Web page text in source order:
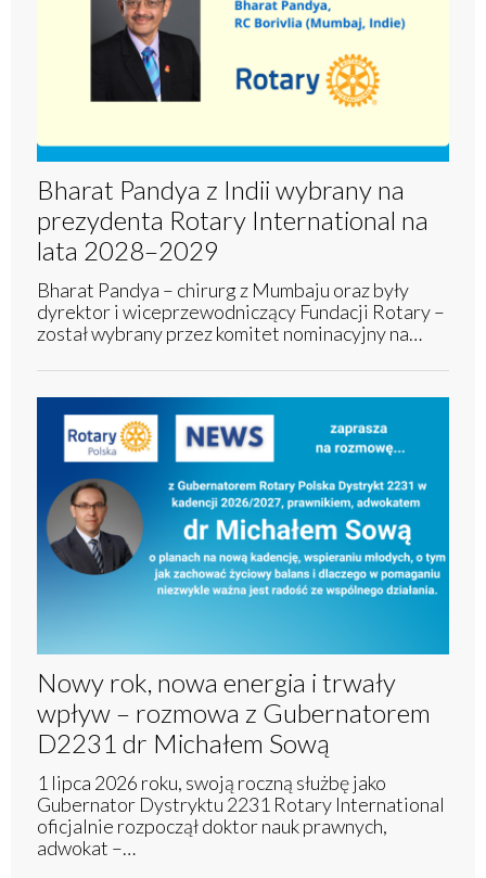
Bharat Pandya z Indii wybrany na
prezydenta Rotary International na
lata 2028–2029
Bharat Pandya – chirurg z Mumbaju oraz były
dyrektor i wiceprzewodniczący Fundacji Rotary –
został wybrany przez komitet nominacyjny na…
Nowy rok, nowa energia i trwały
wpływ – rozmowa z Gubernatorem
D2231 dr Michałem Sową
1 lipca 2026 roku, swoją roczną służbę jako
Gubernator Dystryktu 2231 Rotary International
oficjalnie rozpoczął doktor nauk prawnych,
adwokat –…